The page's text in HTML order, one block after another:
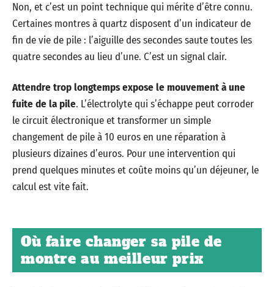
Non, et c’est un point technique qui mérite d’être connu.
Certaines montres à quartz disposent d’un indicateur de
fin de vie de pile : l’aiguille des secondes saute toutes les
quatre secondes au lieu d’une. C’est un signal clair.
Attendre trop longtemps expose le mouvement à une
fuite de la pile. L’électrolyte qui s’échappe peut corroder
le circuit électronique et transformer un simple
changement de pile à 10 euros en une réparation à
plusieurs dizaines d’euros. Pour une intervention qui
prend quelques minutes et coûte moins qu’un déjeuner, le
calcul est vite fait.
Où faire changer sa pile de
montre au meilleur prix